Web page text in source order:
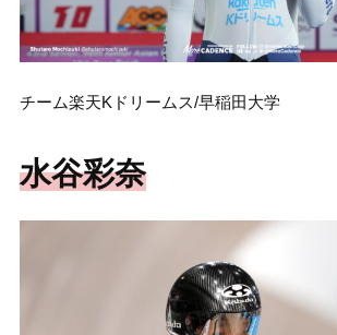
チーム楽天Kドリームス/早稲田大学
水谷彩奈